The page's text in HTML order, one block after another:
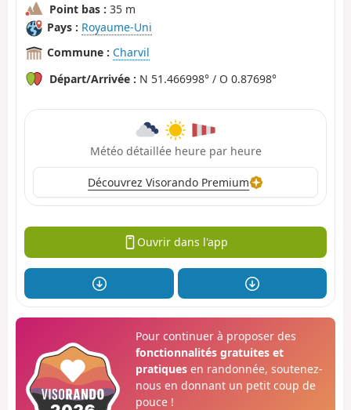
Point bas : 35 m
Pays : Royaume-Uni
Commune : Charvil
Départ/Arrivée : N 51.466998° / O 0.87698°
Météo détaillée heure par heure
Découvrez Visorando Premium
Ouvrir dans l'app
Pour continuer à proposer des
fonctionnalités gratuites et
pratiquesen randonnée, soutenez-
nous en donnant un petit coup de
pouce !